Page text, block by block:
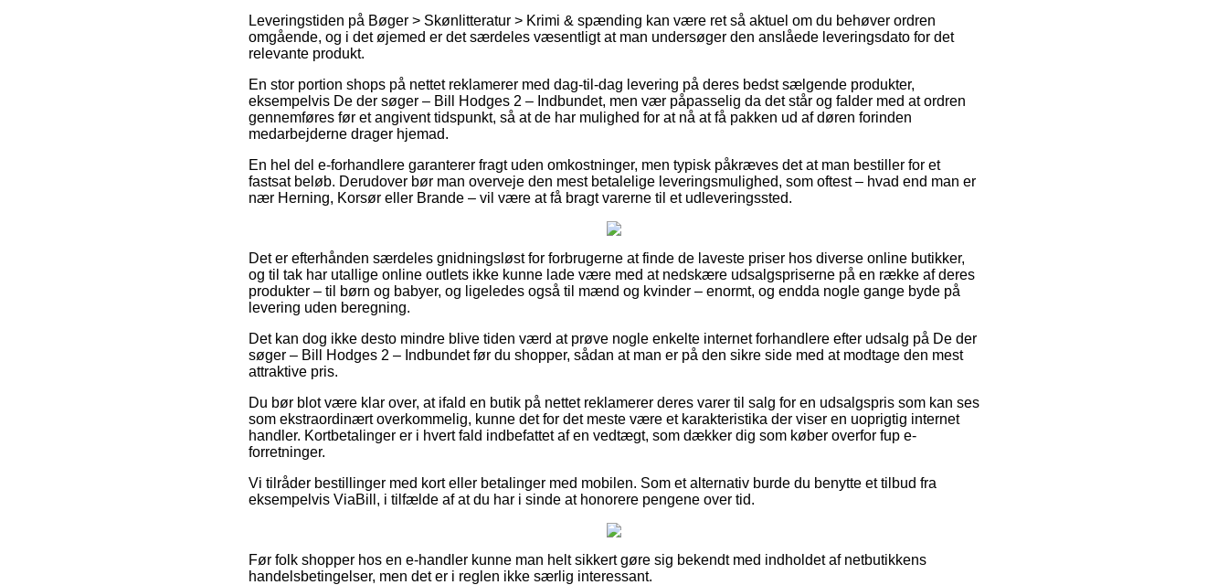
Leveringstiden på Bøger > Skønlitteratur > Krimi & spænding kan være ret så aktuel om du behøver ordren
omgående, og i det øjemed er det særdeles væsentligt at man undersøger den anslåede leveringsdato for det
relevante produkt.
En stor portion shops på nettet reklamerer med dag-til-dag levering på deres bedst sælgende produkter,
eksempelvis De der søger – Bill Hodges 2 – Indbundet, men vær påpasselig da det står og falder med at ordren
gennemføres før et angivent tidspunkt, så at de har mulighed for at nå at få pakken ud af døren forinden
medarbejderne drager hjemad.
En hel del e-forhandlere garanterer fragt uden omkostninger, men typisk påkræves det at man bestiller for et
fastsat beløb. Derudover bør man overveje den mest betalelige leveringsmulighed, som oftest – hvad end man er
nær Herning, Korsør eller Brande – vil være at få bragt varerne til et udleveringssted.
Det er efterhånden særdeles gnidningsløst for forbrugerne at finde de laveste priser hos diverse online butikker,
og til tak har utallige online outlets ikke kunne lade være med at nedskære udsalgspriserne på en række af deres
produkter – til børn og babyer, og ligeledes også til mænd og kvinder – enormt, og endda nogle gange byde på
levering uden beregning.
Det kan dog ikke desto mindre blive tiden værd at prøve nogle enkelte internet forhandlere efter udsalg på De der
søger – Bill Hodges 2 – Indbundet før du shopper, sådan at man er på den sikre side med at modtage den mest
attraktive pris.
Du bør blot være klar over, at ifald en butik på nettet reklamerer deres varer til salg for en udsalgspris som kan ses
som ekstraordinært overkommelig, kunne det for det meste være et karakteristika der viser en uoprigtig internet
handler. Kortbetalinger er i hvert fald indbefattet af en vedtægt, som dækker dig som køber overfor fup e-
forretninger.
Vi tilråder bestillinger med kort eller betalinger med mobilen. Som et alternativ burde du benytte et tilbud fra
eksempelvis ViaBill, i tilfælde af at du har i sinde at honorere pengene over tid.
Før folk shopper hos en e-handler kunne man helt sikkert gøre sig bekendt med indholdet af netbutikkens
handelsbetingelser, men det er i reglen ikke særlig interessant.